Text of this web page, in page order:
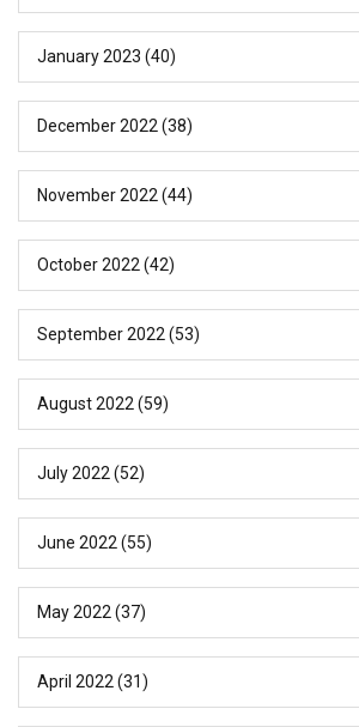
January 2023 (40)
December 2022 (38)
November 2022 (44)
October 2022 (42)
September 2022 (53)
August 2022 (59)
July 2022 (52)
June 2022 (55)
May 2022 (37)
April 2022 (31)